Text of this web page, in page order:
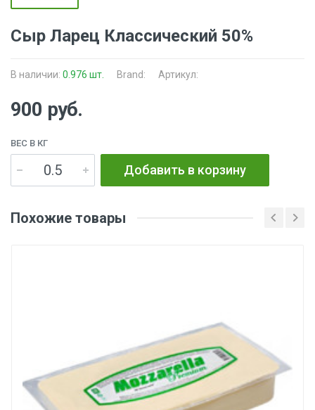
Сыр Ларец Классический 50%
В наличии: 0.976 шт. Brand: Артикул:
900 руб.
ВЕС В КГ
Добавить в корзину
Похожие товары